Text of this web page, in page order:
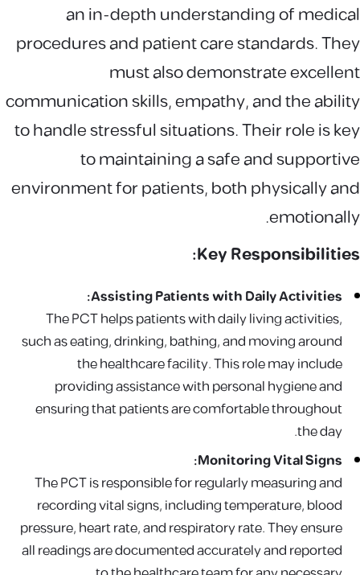
an in-depth understanding of medical
procedures and patient care standards. They
must also demonstrate excellent
communication skills, empathy, and the ability
to handle stressful situations. Their role is key
to maintaining a safe and supportive
environment for patients, both physically and
emotionally.
Key Responsibilities:
Assisting Patients with Daily Activities:
The PCT helps patients with daily living activities,
such as eating, drinking, bathing, and moving around
the healthcare facility. This role may include
providing assistance with personal hygiene and
ensuring that patients are comfortable throughout
the day.
Monitoring Vital Signs:
The PCT is responsible for regularly measuring and
recording vital signs, including temperature, blood
pressure, heart rate, and respiratory rate. They ensure
all readings are documented accurately and reported